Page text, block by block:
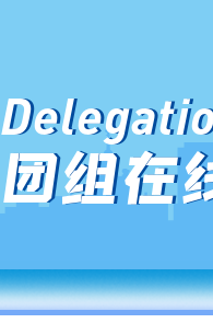
团组在